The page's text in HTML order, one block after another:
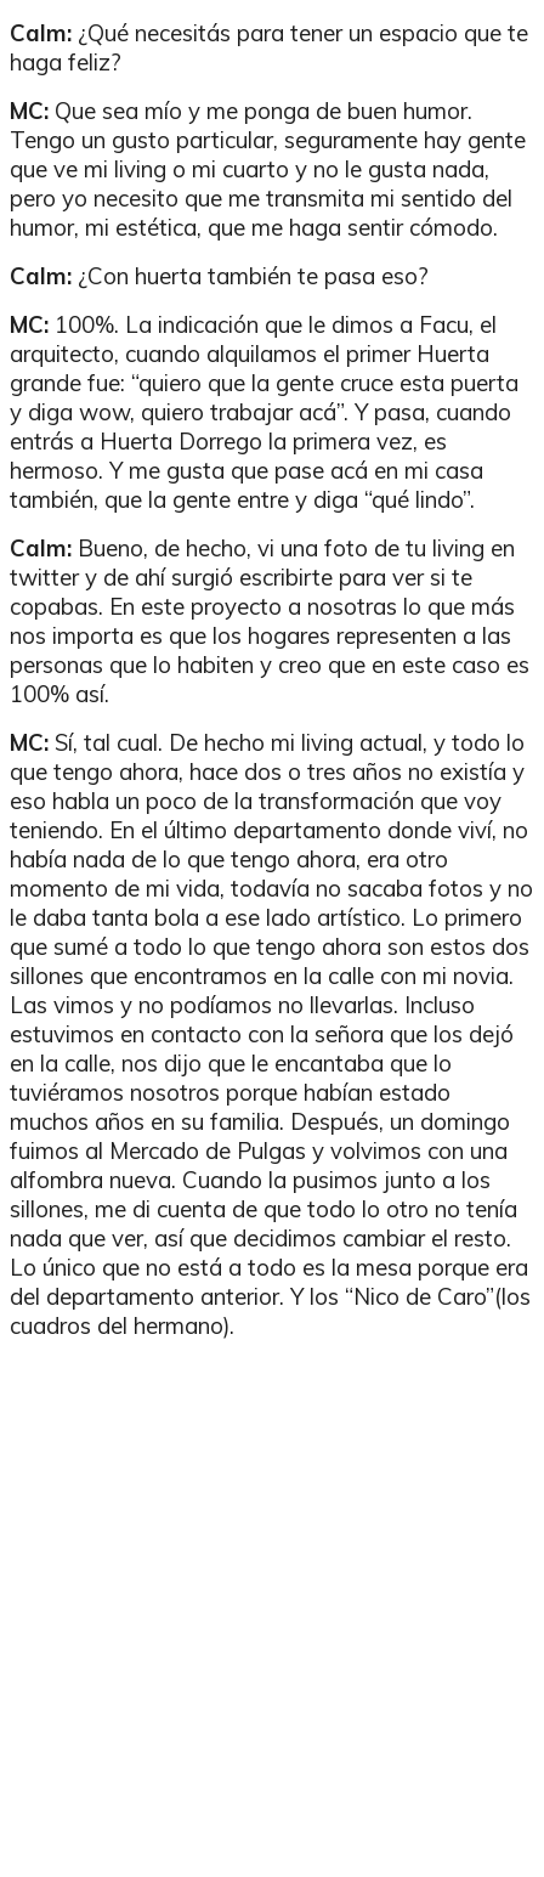
Calm: ¿Qué necesitás para tener un espacio que te
haga feliz?
MC: Que sea mío y me ponga de buen humor.
Tengo un gusto particular, seguramente hay gente
que ve mi living o mi cuarto y no le gusta nada,
pero yo necesito que me transmita mi sentido del
humor, mi estética, que me haga sentir cómodo.
Calm: ¿Con huerta también te pasa eso?
MC: 100%. La indicación que le dimos a Facu, el
arquitecto, cuando alquilamos el primer Huerta
grande fue: “quiero que la gente cruce esta puerta
y diga wow, quiero trabajar acá”. Y pasa, cuando
entrás a Huerta Dorrego la primera vez, es
hermoso. Y me gusta que pase acá en mi casa
también, que la gente entre y diga “qué lindo”.
Calm: Bueno, de hecho, vi una foto de tu living en
twitter y de ahí surgió escribirte para ver si te
copabas. En este proyecto a nosotras lo que más
nos importa es que los hogares representen a las
personas que lo habiten y creo que en este caso es
100% así.
MC: Sí, tal cual. De hecho mi living actual, y todo lo
que tengo ahora, hace dos o tres años no existía y
eso habla un poco de la transformación que voy
teniendo. En el último departamento donde viví, no
había nada de lo que tengo ahora, era otro
momento de mi vida, todavía no sacaba fotos y no
le daba tanta bola a ese lado artístico. Lo primero
que sumé a todo lo que tengo ahora son estos dos
sillones que encontramos en la calle con mi novia.
Las vimos y no podíamos no llevarlas. Incluso
estuvimos en contacto con la señora que los dejó
en la calle, nos dijo que le encantaba que lo
tuviéramos nosotros porque habían estado
muchos años en su familia. Después, un domingo
fuimos al Mercado de Pulgas y volvimos con una
alfombra nueva. Cuando la pusimos junto a los
sillones, me di cuenta de que todo lo otro no tenía
nada que ver, así que decidimos cambiar el resto.
Lo único que no está a todo es la mesa porque era
del departamento anterior. Y los “Nico de Caro”(los
cuadros del hermano).